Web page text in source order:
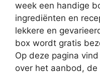
week een handige
ingrediënten en
lekkere en
box wordt gratis
Op deze pagina
over het aanbod,